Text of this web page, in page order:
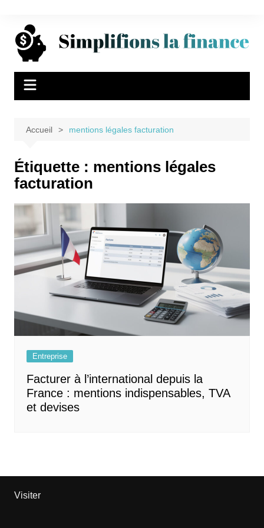
contenu
Accueil mentions légales facturation
Étiquette : mentions légales
facturation
Entreprise
Facturer à l’international depuis la
France : mentions indispensables, TVA
et devises
Visiter